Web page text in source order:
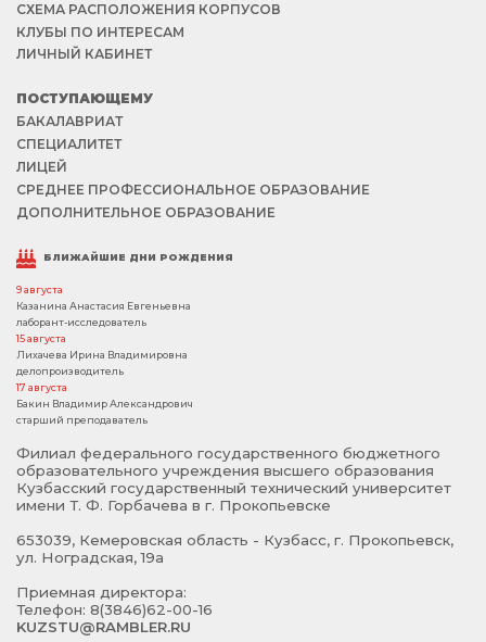
СХЕМА РАСПОЛОЖЕНИЯ КОРПУСОВ
КЛУБЫ ПО ИНТЕРЕСАМ
ЛИЧНЫЙ КАБИНЕТ
ПОСТУПАЮЩЕМУ
БАКАЛАВРИАТ
СПЕЦИАЛИТЕТ
ЛИЦЕЙ
СРЕДНЕЕ ПРОФЕССИОНАЛЬНОЕ ОБРАЗОВАНИЕ
ДОПОЛНИТЕЛЬНОЕ ОБРАЗОВАНИЕ
БЛИЖАЙШИЕ ДНИ РОЖДЕНИЯ
9 августа
Казанина Анастасия Евгеньевна
лаборант-исследователь
15 августа
Лихачева Ирина Владимировна
делопроизводитель
17 августа
Бакин Владимир Александрович
старший преподаватель
Филиал федерального государственного бюджетного
образовательного учреждения высшего образования
Кузбасский государственный технический университет
имени Т. Ф. Горбачева в г. Прокопьевске
653039, Кемеровская область - Кузбасс, г. Прокопьевск,
ул. Ноградская, 19а
Приемная директора:
Телефон: 8(3846)62-00-16
KUZSTU@RAMBLER.RU